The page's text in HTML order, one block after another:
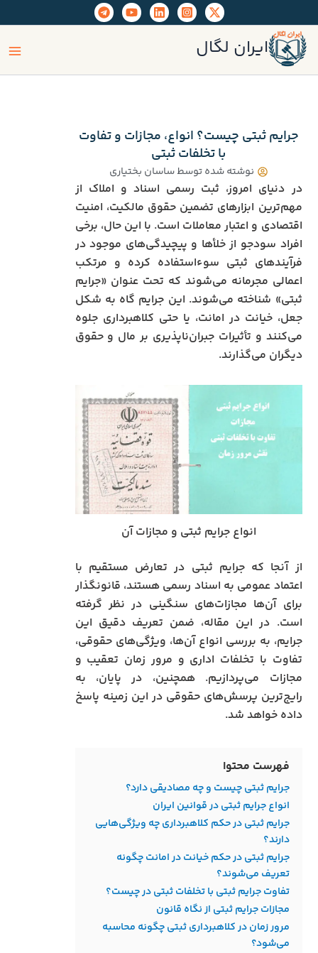
به
محتوا
ایران لگال
جرایم ثبتی چیست؟ انواع، مجازات و تفاوت
با تخلفات ثبتی
نوشته شده توسطساسان بختیاری
در دنیای امروز، ثبت رسمی اسناد و املاک از
مهم‌ترین ابزارهای تضمین حقوق مالکیت، امنیت
اقتصادی و اعتبار معاملات است. با این حال، برخی
افراد سودجو از خلأها و پیچیدگی‌های موجود در
فرآیندهای ثبتی سوءاستفاده کرده و مرتکب
اعمالی مجرمانه می‌شوند که تحت عنوان «جرایم
ثبتی» شناخته می‌شوند. این جرایم گاه به شکل
جعل، خیانت در امانت، یا حتی کلاهبرداری جلوه
می‌کنند و تأثیرات جبران‌ناپذیری بر مال و حقوق
دیگران می‌گذارند.
انواع جرایم ثبتی و مجازات آن
از آنجا که جرایم ثبتی در تعارض مستقیم با
اعتماد عمومی به اسناد رسمی هستند، قانونگذار
برای آن‌ها مجازات‌های سنگینی در نظر گرفته
است. در این مقاله، ضمن تعریف دقیق این
جرایم، به بررسی انواع آن‌ها، ویژگی‌های حقوقی،
تفاوت با تخلفات اداری و مرور زمان تعقیب و
مجازات می‌پردازیم. همچنین، در پایان، به
رایج‌ترین پرسش‌های حقوقی در این زمینه پاسخ
داده خواهد شد.
فهرست محتوا
جرایم ثبتی چیست و چه مصادیقی دارد؟
انواع جرایم ثبتی در قوانین ایران
جرایم ثبتی در حکم کلاهبرداری چه ویژگی‌هایی
دارند؟
جرایم ثبتی در حکم خیانت در امانت چگونه
تعریف می‌شوند؟
تفاوت جرایم ثبتی با تخلفات ثبتی در چیست؟
مجازات جرایم ثبتی از نگاه قانون
مرور زمان در کلاهبرداری ثبتی چگونه محاسبه
می‌شود؟